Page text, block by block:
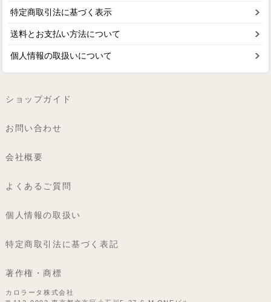
特定商取引法に基づく表示
送料とお支払い方法について
個人情報の取扱いについて
ショップガイド
お問い合わせ
会社概要
よくあるご質問
個人情報の取扱い
特定商取引法に基づく表記
著作権・商標
カロラータ株式会社